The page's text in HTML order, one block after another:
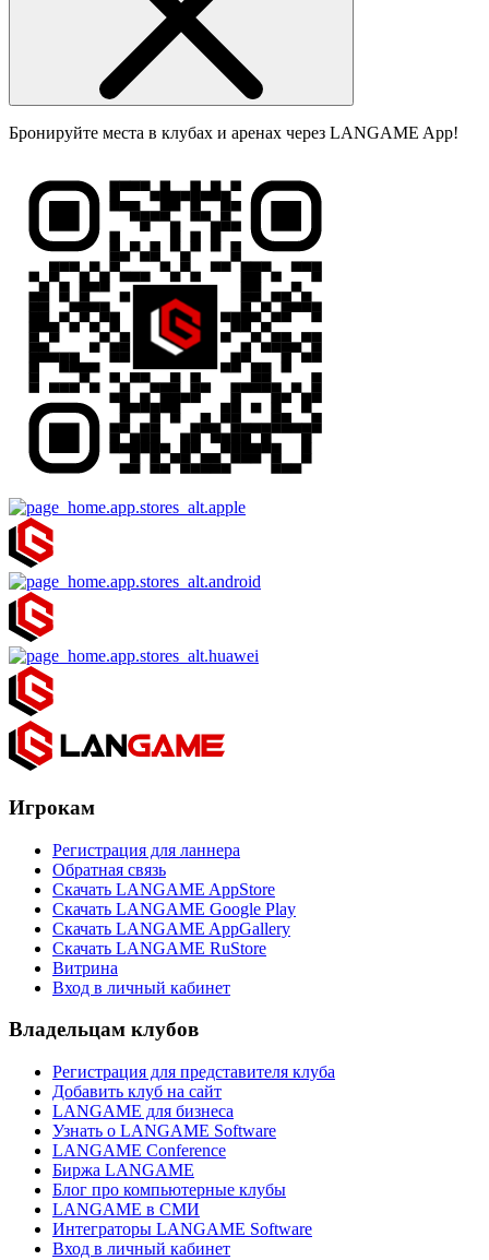
Бронируйте места в клубах и аренах через LANGAME App!
Игрокам
Регистрация для ланнера
Обратная связь
Скачать LANGAME AppStore
Скачать LANGAME Google Play
Скачать LANGAME AppGallery
Скачать LANGAME RuStore
Витрина
Вход в личный кабинет
Владельцам клубов
Регистрация для представителя клуба
Добавить клуб на сайт
LANGAME для бизнеса
Узнать о LANGAME Software
LANGAME Conference
Биржа LANGAME
Блог про компьютерные клубы
LANGAME в СМИ
Интеграторы LANGAME Software
Вход в личный кабинет